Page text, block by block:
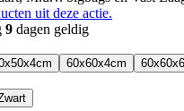
uit deze actie.
9 dagen geldig
60x60x4cm